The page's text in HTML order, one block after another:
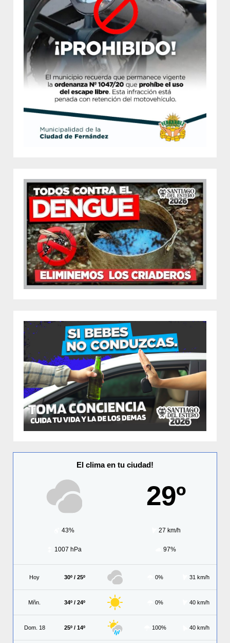
El clima en tu ciudad!
29º
43% 27 km/h
1007 hPa 97%
Hoy 30º / 25º 0% 31 km/h
Mñn. 34º / 24º 0% 40 km/h
Dom. 18 25º / 14º 100% 40 km/h